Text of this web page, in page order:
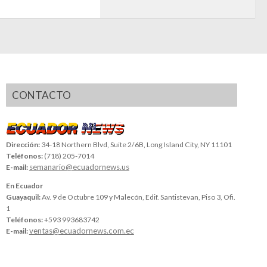
CONTACTO
Dirección: 34-18 Northern Blvd, Suite 2/6B, Long Island City, NY 11101
Teléfonos: (718) 205-7014
E-mail: semanario@ecuadornews.us
En Ecuador
Guayaquil:Av. 9 de Octubre 109 y Malecón, Edif. Santistevan, Piso 3, Ofi.
1
Teléfonos:+593 993683742
E-mail:ventas@ecuadornews.com.ec